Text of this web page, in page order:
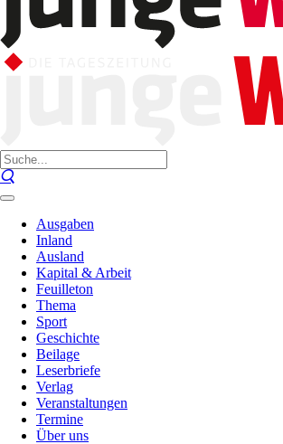
Ausgaben
Inland
Ausland
Kapital & Arbeit
Feuilleton
Thema
Sport
Geschichte
Beilage
Leserbriefe
Verlag
Veranstaltungen
Termine
Über uns